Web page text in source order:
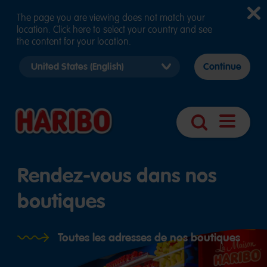
Search
Rendez-vous dans nos
boutiques
Toutes les adresses de nos boutiques
The page you are viewing does not match your
location. Click here to select your country and see
the content for your location.
country
Continue